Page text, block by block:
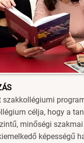
szakkollégiumi
célja, hogy a
minőségi
képességű